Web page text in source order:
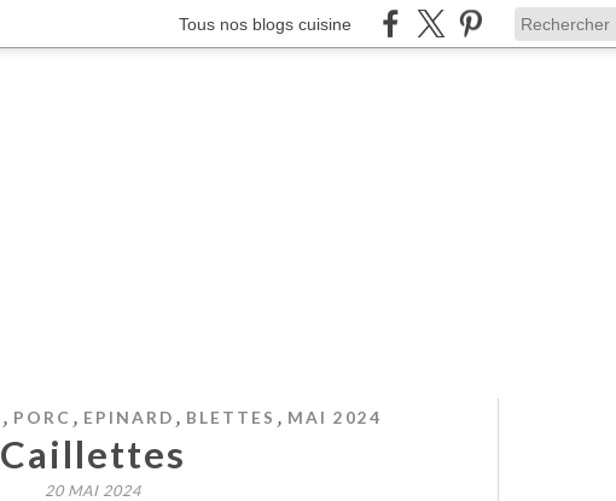
Tous nos blogs cuisine
, PORC , EPINARD , BLETTES , MAI 2024
Caillettes
20 MAI 2024